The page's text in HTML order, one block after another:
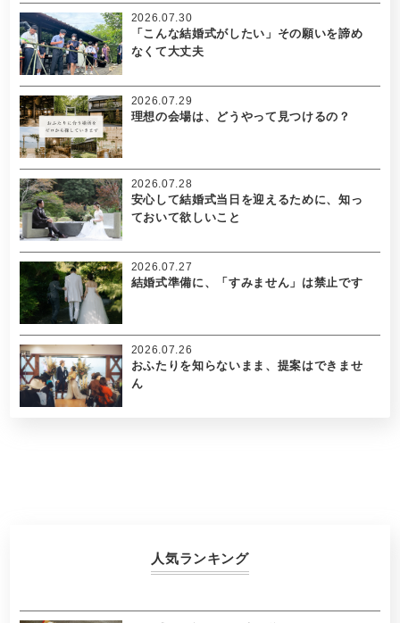
「こんな結婚式がしたい」その願いを諦め
なくて大丈夫
2026.07.30
理想の会場は、どうやって見つけるの？
2026.07.29
安心して結婚式当日を迎えるために、知っ
ておいて欲しいこと
2026.07.28
結婚式準備に、「すみません」は禁止です
2026.07.27
おふたりを知らないまま、提案はできませ
ん
2026.07.26
人気ランキング